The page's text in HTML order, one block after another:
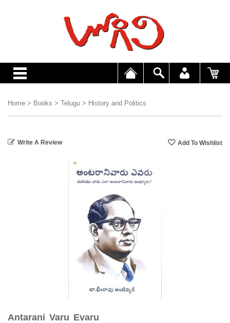
Home > Books > Telugu > History and Politics
Write A Review
Antarani Varu Evaru